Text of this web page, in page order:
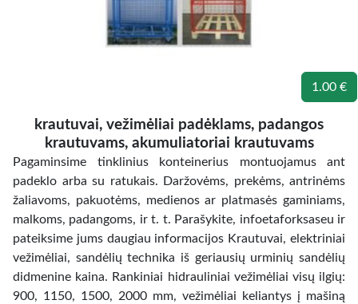
1.00 €
krautuvai, vežimėliai padėklams, padangos
krautuvams, akumuliatoriai krautuvams
Pagaminsime tinklinius konteinerius montuojamus ant
padeklo arba su ratukais. Daržovėms, prekėms, antrinėms
žaliavoms, pakuotėms, medienos ar platmasės gaminiams,
malkoms, padangoms, ir t. t. Parašykite, infoetaforksaseu ir
pateiksime jums daugiau informacijos Krautuvai, elektriniai
vežimėliai, sandėlių technika iš geriausių urminių sandėlių
didmenine kaina. Rankiniai hidrauliniai vežimėliai visų ilgių:
900, 1150, 1500, 2000 mm, vežimėliai keliantys į mašiną